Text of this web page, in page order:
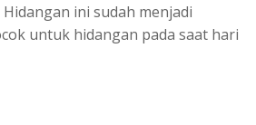
ini sudah menjadi
untuk hidangan pada saat hari